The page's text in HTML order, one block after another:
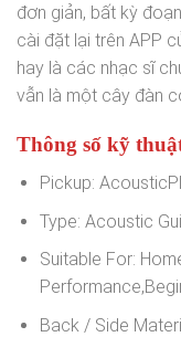
đơn giản, bất kỳ
cài đặt lại trên APP
hay là các nhạc sĩ
vẫn là một cây đàn
Thông số kỹ
Pickup:
Type: Acoustic
Suitable For:
Back / Side